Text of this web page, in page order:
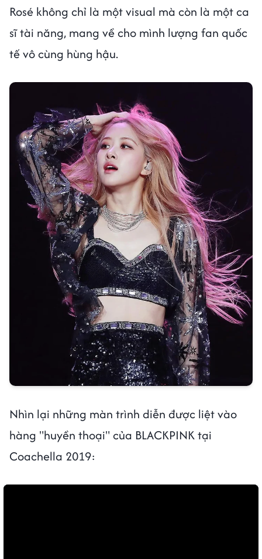
Rosé không chỉ là một visual mà còn là một ca
sĩ tài năng, mang về cho mình lượng fan quốc
tế vô cùng hùng hậu.
Nhìn lại những màn trình diễn được liệt vào
hàng "huyền thoại" của BLACKPINK tại
Coachella 2019: